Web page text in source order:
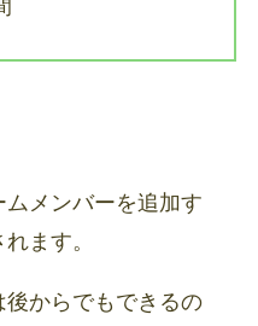
メンバーを追加す
ます。
からでもできるの